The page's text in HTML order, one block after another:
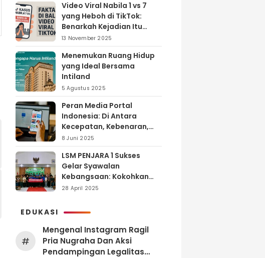
Video Viral Nabila 1 vs 7
yang Heboh di TikTok:
Benarkah Kejadian Itu
Nyata?
13 November 2025
Menemukan Ruang Hidup
yang Ideal Bersama
Intiland
5 Agustus 2025
Peran Media Portal
Indonesia: Di Antara
Kecepatan, Kebenaran,
dan Tanggung Jawab
8 Juni 2025
LSM PENJARA 1 Sukses
Gelar Syawalan
Kebangsaan: Kokohkan
Tekad Melawan Korupsi
28 April 2025
EDUKASI
#
Mengenal Instagram Ragil
Pria Nugraha Dan Aksi
Pendampingan Legalitas